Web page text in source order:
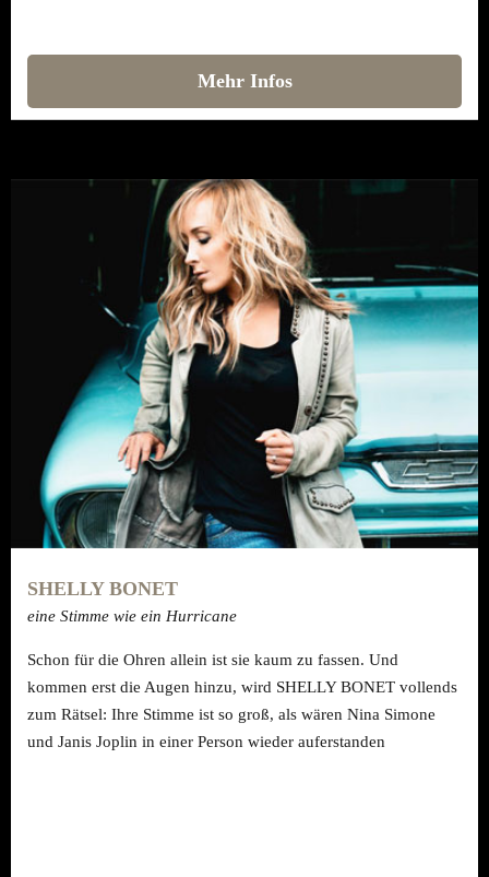
Mehr Infos
SHELLY BONET
eine Stimme wie ein Hurricane
Schon für die Ohren allein ist sie kaum zu fassen. Und
kommen erst die Augen hinzu, wird SHELLY BONET vollends
zum Rätsel: Ihre Stimme ist so groß, als wären Nina Simone
und Janis Joplin in einer Person wieder auferstanden